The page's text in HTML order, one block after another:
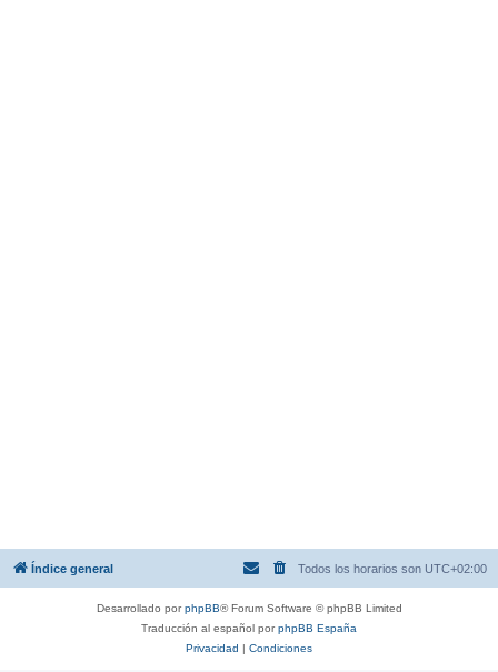
Índice general Todos los horarios son UTC+02:00
Desarrollado porphpBB® Forum Software © phpBB Limited
Traducción al español porphpBB España
Privacidad | Condiciones